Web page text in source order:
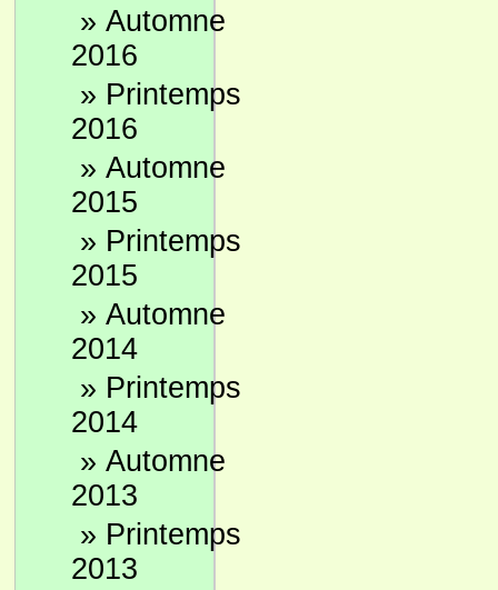
» Automne
2016
» Printemps
2016
» Automne
2015
» Printemps
2015
» Automne
2014
» Printemps
2014
» Automne
2013
» Printemps
2013